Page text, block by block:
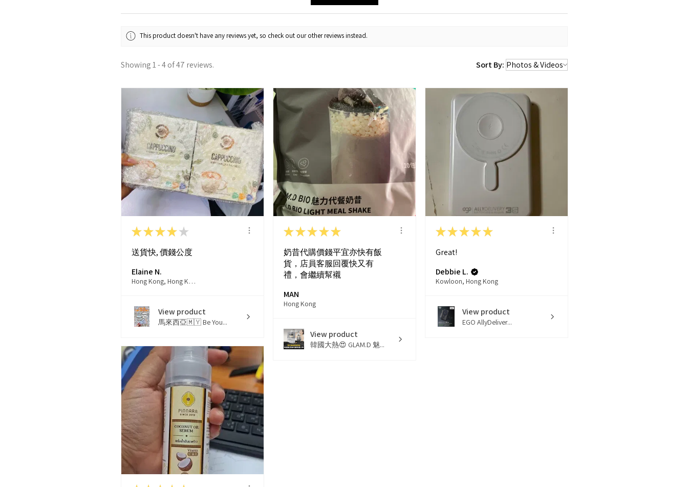
This product doesn't have any reviews yet, so check out our other reviews instead.
Showing 1 - 4 of 47 reviews. Sort By:
★★★★ ★
送貨快, 價錢公度
Elaine N.
Hong Kong, Hong Kong
View product
馬來西亞🇲🇾 Be You...
★★★★★
奶昔代購價錢平宜亦快有飯
貨，店員客服回覆快又有
禮，會繼續幫襯
MAN
Hong Kong
View product
韓國大熱😍 GLAM.D 魅...
★★★★★
Great!
Debbie L.
Kowloon, Hong Kong
View product
EGO AllyDeliver...